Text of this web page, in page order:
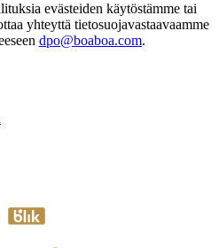
evästeiden käytöstämme tai
yhteyttä tietosuojavastaavaamme
dpo@boaboa.com.